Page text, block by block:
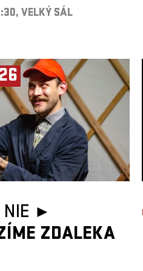
VELKÝ SÁL
NIE ►
ZDALEKA